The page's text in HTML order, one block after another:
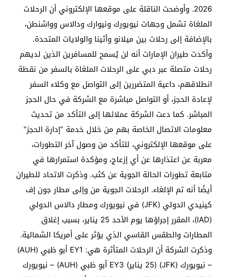
2026. وأوضحت الناقلة على موقعها الإلكتروني أن الرحلات
الملغاة تشمل وجهات نيويورك ونيوارك ودالاس وواشنطن،
بالإضافة إلى رحلات بين ميلانو وأثينا والولايات المتحدة.
وأكدت طيران الإمارات أنه لن يُسمح للمسافرين الذين لديهم
رحلات متصلة عبر دبي على الرحلات الملغاة بالسفر من نقطة
انطلاقهم، داعية المتضررين إلى التواصل مع وكلاء السفر
لإعادة الحجز، أو التواصل مباشرة مع الشركة في حال الحجز
المباشر. كما دعت الشركة عملائها إلى التأكد من تحديث
معلومات الاتصال الخاصة بهم من خلال خدمة “إدارة الحجز”
على موقعها الإلكتروني، للتأكد من وصول آخر التطورات،
معربة عن اعتذارها عن أي إزعاج، ومؤكدة استمرارها في
متابعة تطورات الحالة الجوية عن كثب. وذكرت الاتحاد للطيران
أيضًا أنه تم الإلغاء. الرحلات الجوية من وإلى مطار جون إف
كينيدي الدولي (JFK) في نيويورك ومطار دالاس الدولي
(IAD)، المقرر إجراؤها يوم الأحد 25 يناير، بسبب إغلاق
المطارات والطقس القاسي الذي يؤثر على أمريكا الشمالية.
وذكرت الشركة أن الرحلات المتأثرة هي: EY1 أبو ظبي (AUH)
– نيويورك (JFK) (25 يناير) EY3 أبو ظبي (AUH) – نيويورك